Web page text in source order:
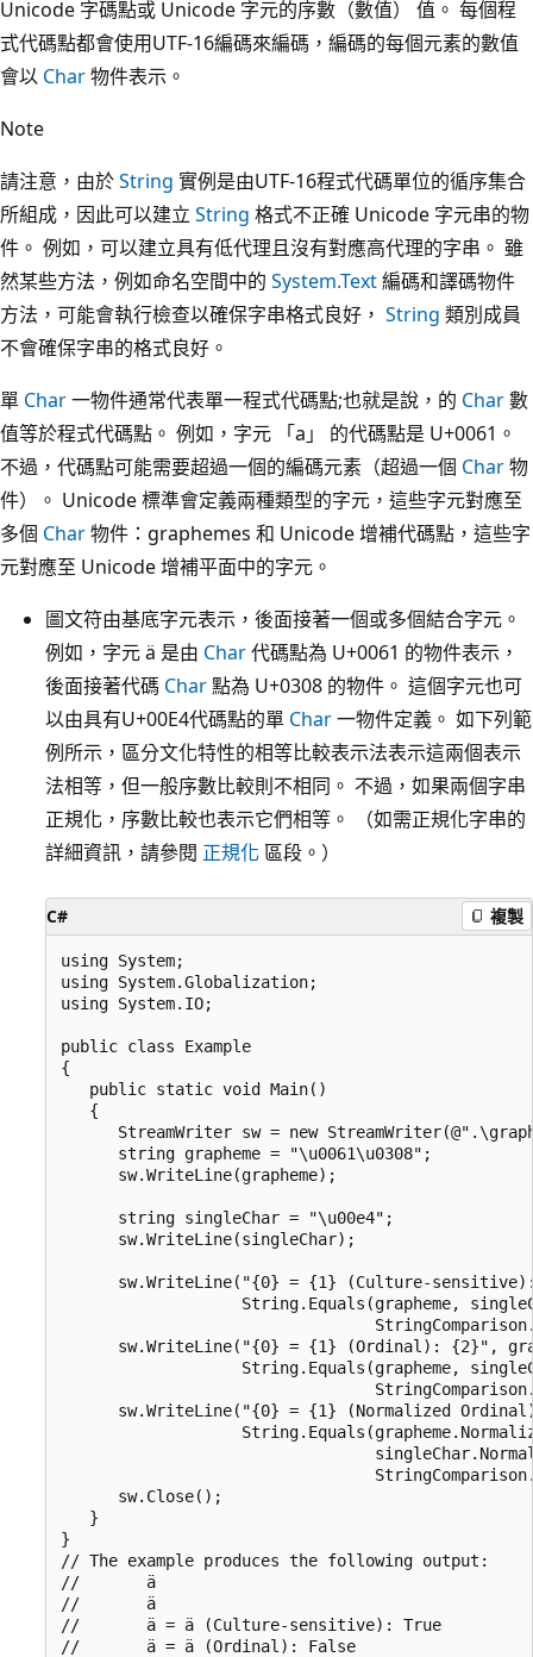
Unicode 字碼點或 Unicode 字元的序數（數值） 值。 每個程
式代碼點都會使用UTF-16編碼來編碼，編碼的每個元素的數值
會以 Char物件表示。
Note
請注意，由於String 實例是由UTF-16程式代碼單位的循序集合
所組成，因此可以建立 String 格式不正確 Unicode 字元串的物
件。 例如，可以建立具有低代理且沒有對應高代理的字串。 雖
然某些方法，例如命名空間中的 System.Text編碼和譯碼物件
方法，可能會執行檢查以確保字串格式良好， String 類別成員
不會確保字串的格式良好。
單 Char一物件通常代表單一程式代碼點;也就是說，的 Char數
值等於程式代碼點。 例如，字元 「a」 的代碼點是 U+0061。
不過，代碼點可能需要超過一個的編碼元素（超過一個 Char物
件）。 Unicode 標準會定義兩種類型的字元，這些字元對應至
多個 Char物件：graphemes 和 Unicode 增補代碼點，這些字
元對應至 Unicode 增補平面中的字元。
圖文符由基底字元表示，後面接著一個或多個結合字元。
例如，字元 ä 是由 Char代碼點為 U+0061 的物件表示，
後面接著代碼 Char點為 U+0308 的物件。 這個字元也可
以由具有U+00E4代碼點的單 Char一物件定義。 如下列範
例所示，區分文化特性的相等比較表示法表示這兩個表示
法相等，但一般序數比較則不相同。 不過，如果兩個字串
正規化，序數比較也表示它們相等。 （如需正規化字串的
詳細資訊，請參閱 正規化 區段。）
C# 複製
using System;
using System.Globalization;
using System.IO;
public class Example
{
   public static void Main()
   {
StreamWriter sw = new
      string grapheme = "\u0061\u0308";
      sw.WriteLine(grapheme);
      string singleChar = "\u00e4";
      sw.WriteLine(singleChar);
sw.WriteLine("{0} = {1} (Culture-
String.Equals(grapheme,
sw.WriteLine("{0} = {1} (Ordinal): {2}",
String.Equals(grapheme,
sw.WriteLine("{0} = {1} (Normalized
      sw.Close();
   }
}
// The example produces the following output:
//       ä
//       ä
//       ä = ä (Culture-sensitive): True
//       ä = ä (Ordinal): False